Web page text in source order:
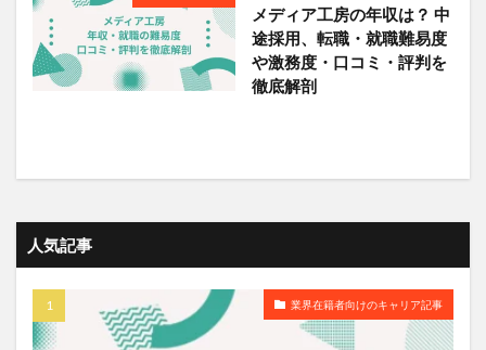
メディア工房の年収は？ 中
途採用、転職・就職難易度
や激務度・口コミ・評判を
徹底解剖
人気記事
業界在籍者向けのキャリア記事